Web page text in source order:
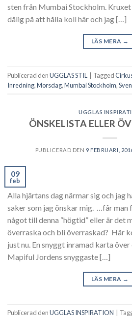
sten från Mumbai Stockholm.
dålig på att hålla koll här och jag […]
LÄS MERA →
Publicerad denUGGLAS STIL Tagged
Inredning,Morsdag,Mumbai Stockholm,
UGGLAS
ÖNSKELISTA ELLER
PUBLICERAD DEN 9 FEBRUARI,
09
feb
Alla hjärtans dag närmar sig och jag
saker som jag önskar mig. …får man
något till denna “högtid” eller är det
överraska och bli överraskad? Här
just nu. En snyggt inramad karta
Mapiful Jordens snyggaste […]
LÄS MERA →
Publicerad denUGGLAS INSPIRATION